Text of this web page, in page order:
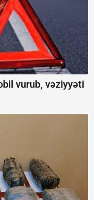
vurub, vəziyyəti